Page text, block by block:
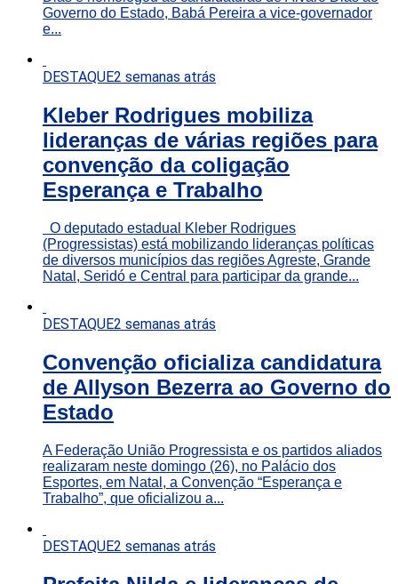
Governo do Estado, Babá Pereira a vice-governador
e...
DESTAQUE2 semanas atrás
Kleber Rodrigues mobiliza
lideranças de várias regiões para
convenção da coligação
Esperança e Trabalho
O deputado estadual Kleber Rodrigues
(Progressistas) está mobilizando lideranças políticas
de diversos municípios das regiões Agreste, Grande
Natal, Seridó e Central para participar da grande...
DESTAQUE2 semanas atrás
Convenção oficializa candidatura
de Allyson Bezerra ao Governo do
Estado
A Federação União Progressista e os partidos aliados
realizaram neste domingo (26), no Palácio dos
Esportes, em Natal, a Convenção “Esperança e
Trabalho”, que oficializou a...
DESTAQUE2 semanas atrás